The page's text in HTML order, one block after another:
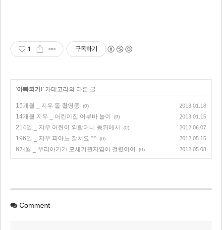
1 구독하기
'아빠되기!' 카테고리의 다른 글
15개월 _ 지우 돌 촬영중 (0) 2013.01.18
14개월 지우 _ 어린이집 어부바 놀이 (0) 2013.01.15
214일 _ 지우 어린이 외할머니 등뒤에서 (0) 2012.06.07
196일 _ 지우 피아노 잘쳐요 ^^ (0) 2012.05.15
6개월 _ 우리아가가 모세기관지염이 걸렸어여 (0) 2012.05.08
Comment